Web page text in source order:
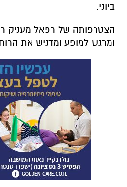
ביוני.
הצטרפותה של רפאל מעניק
ומרגש למופע ומדגיש את